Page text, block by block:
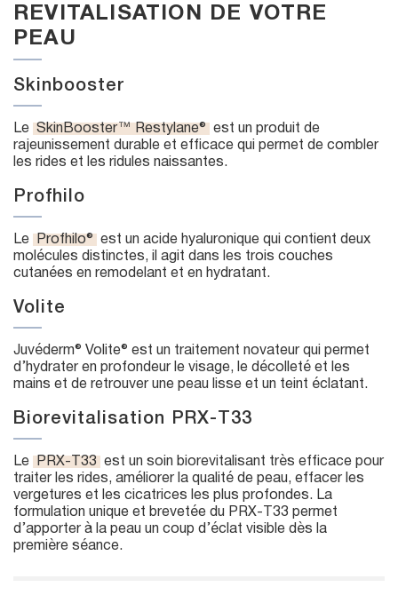
REVITALISATION DE VOTRE
PEAU
Skinbooster
Le SkinBooster™ Restylane®
est un produit de
rajeunissement durable et efficace qui permet de combler
les rides et les ridules naissantes.
Profhilo
Le Profhilo®
est un acide hyaluronique qui contient deux
molécules distinctes, il agit dans les trois couches
cutanées en remodelant et en hydratant.
Volite
Juvéderm® Volite® est un traitement novateur qui permet
d’hydrater en profondeur le visage, le décolleté et les
mains et de retrouver une peau lisse et un teint éclatant.
Biorevitalisation PRX-T33
Le PRX-T33
est un soin biorevitalisant très efficace pour
traiter les rides, améliorer la qualité de peau, effacer les
vergetures et les cicatrices les plus profondes. La
formulation unique et brevetée du PRX-T33 permet
d’apporter à la peau un coup d’éclat visible dès la
première séance.